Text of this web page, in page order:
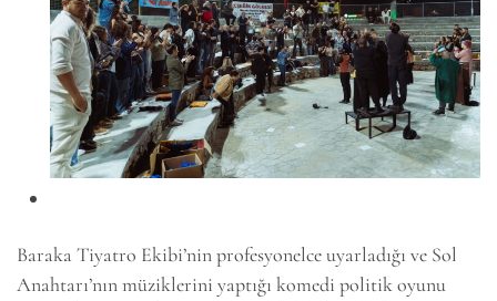
Baraka Tiyatro Ekibi’nin profesyonelce uyarladığı ve Sol
Anahtarı’nın müziklerini yaptığı komedi politik oyunu